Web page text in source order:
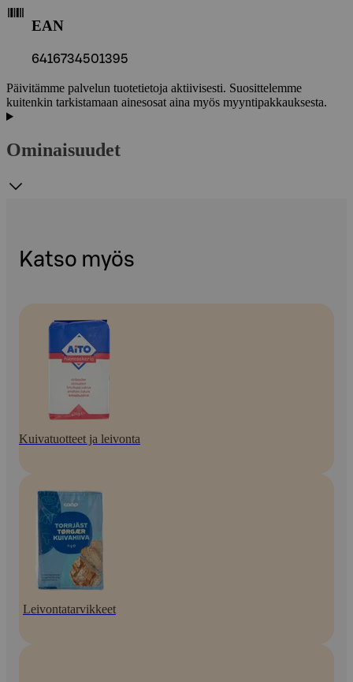
EAN
6416734501395
Päivitämme palvelun tuotetietoja aktiivisesti. Suosittelemme
kuitenkin tarkistamaan ainesosat aina myös myyntipakkauksesta.
Ominaisuudet
Katso myös
Kuivatuotteet ja leivonta
Leivontatarvikkeet